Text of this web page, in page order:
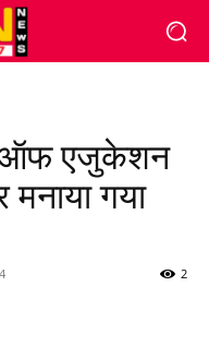
ऑफ एजुकेशन
गया
2